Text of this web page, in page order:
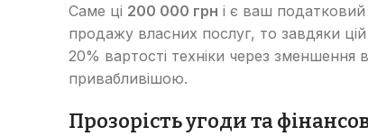
Саме ці 200 000 грн і є ваш
продажу власних послуг, то завдяки
20% вартості техніки через зменшення
привабливішою.
Прозорість угоди та